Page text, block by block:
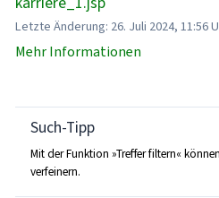
Letzte Änderung: 26. Juli 2024, 11:56
Mehr Informationen
Such-Tipp
Mit der Funktion »Treffer filtern«
verfeinern.